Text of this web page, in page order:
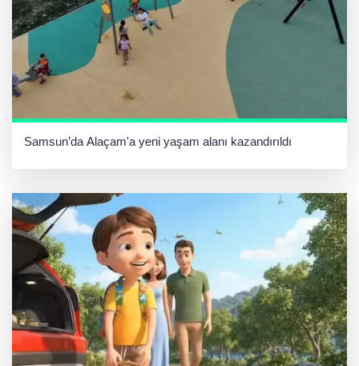
Samsun’da Alaçam'a yeni yaşam alanı kazandırıldı